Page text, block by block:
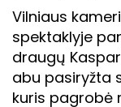
Vilniaus
spektaklyje
draugų
abu pasiryžta
kuris pagrobė